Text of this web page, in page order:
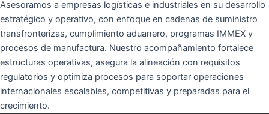
Asesoramos a empresas logísticas e industriales en su desarrollo
estratégico y operativo, con enfoque en cadenas de suministro
transfronterizas, cumplimiento aduanero, programas IMMEX y
procesos de manufactura. Nuestro acompañamiento fortalece
estructuras operativas, asegura la alineación con requisitos
regulatorios y optimiza procesos para soportar operaciones
internacionales escalables, competitivas y preparadas para el
crecimiento.